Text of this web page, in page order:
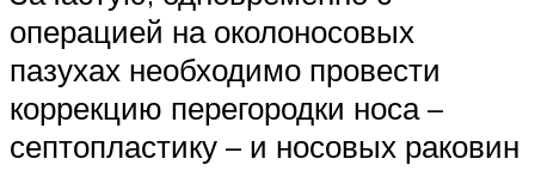
операцией на околоносовых
пазухах необходимо провести
коррекцию перегородки носа –
септопластику – и носовых раковин